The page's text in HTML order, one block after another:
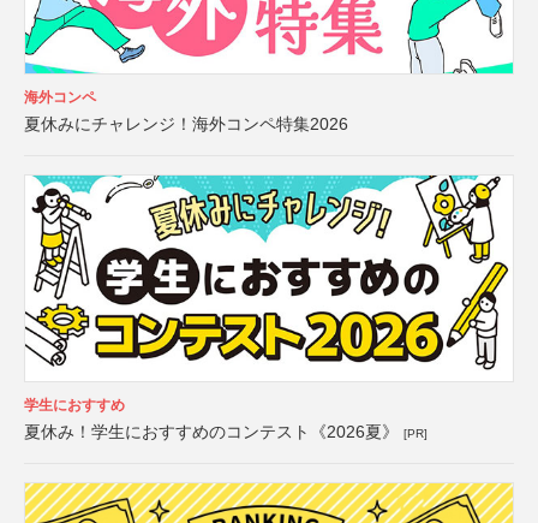
海外コンペ
夏休みにチャレンジ！海外コンペ特集2026
学生におすすめ
夏休み！学生におすすめのコンテスト《2026夏》 [PR]